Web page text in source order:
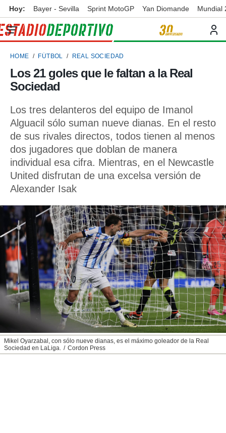
de
por
para
la
calidad.
a este
las
y
forma
digital
permite
seguir
coste.
botón
a la
todas
ya sean
ACEPTAR
CONTINUAR
CONFIGURAR
RECHAZAR
Hoy: Bayer - Sevilla Sprint MotoGP Yan Diomande Mundial
HOME FÚTBOL REAL SOCIEDAD
Los 21 goles que le faltan a la Real
Sociedad
Los tres delanteros del equipo de Imanol
Alguacil sólo suman nueve dianas. En el resto
de sus rivales directos, todos tienen al menos
dos jugadores que doblan de manera
individual esa cifra. Mientras, en el Newcastle
United disfrutan de una excelsa versión de
Alexander Isak
Mikel Oyarzabal, con sólo nueve dianas, es el máximo goleador de la Real
Sociedad en LaLiga.
Cordon Press